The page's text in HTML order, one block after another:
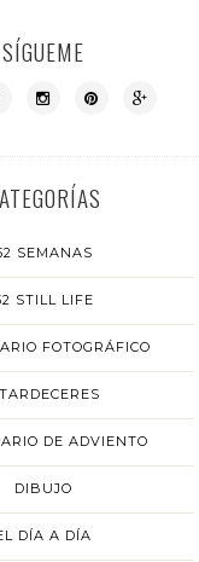
SÍGUEME
SEMANAS
STILL LIFE
FOTOGRÁFICO
DE ADVIENTO
DIBUJO
DÍA A DÍA